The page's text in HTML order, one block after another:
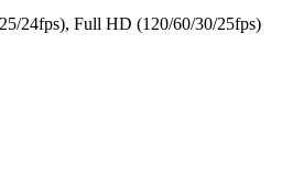
24fps), Full HD (120/60/30/25fps)